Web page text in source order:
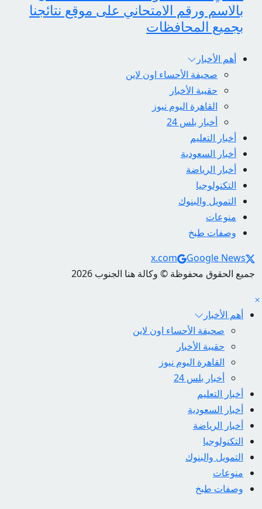
بالاسم ورقم الامتحاني على موقع نتائجنا
بجميع المحافظات
أهم الأخبار
صحيفة الأحساء اون لاين
حقيبة الأخبار
القاهرة اليوم نيوز
أخبار بلس 24
أخبار التعليم
أخبار السعودية
أخبار الرياضة
التكنولوجيا
التمويل والبنوك
منوعات
وصفات طبخ
Social Links
x.com
Google News
جميع الحقوق محفوظة © وكالة هنا الجنوب 2026
أهم الأخبار
صحيفة الأحساء اون لاين
حقيبة الأخبار
القاهرة اليوم نيوز
أخبار بلس 24
أخبار التعليم
أخبار السعودية
أخبار الرياضة
التكنولوجيا
التمويل والبنوك
منوعات
وصفات طبخ